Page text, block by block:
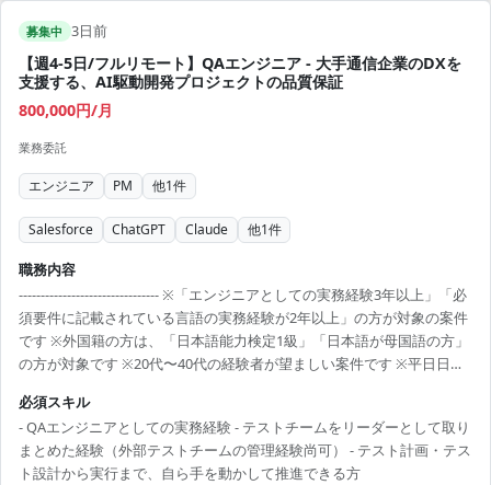
募集中 3日前
【週4-5日/フルリモート】QAエンジニア - 大手通信企業のDXを
支援する、AI駆動開発プロジェクトの品質保証
800,000円/月
業務委託
エンジニア PM 他1件
Salesforce ChatGPT Claude 他1件
職務内容
-------------------------------- ※「エンジニアとしての実務経験3年以上」「必
須要件に記載されている言語の実務経験が2年以上」の方が対象の案件
です ※外国籍の方は、「日本語能力検定1級」「日本語が母国語の方」
の方が対象です ※20代〜40代の経験者が望ましい案件です ※平日日中
いる方は、直接ご連絡いただいた方がスムーズです ----------------------------
---- - 品質PMが策定する品質基準・テスト計画に基づいたテスト設計・
テストケース作成 - テスト実行および外部テストチームのまとめ役...
必須スキル
- QAエンジニアとしての実務経験 - テストチームをリーダーとして取り
まとめた経験（外部テストチームの管理経験尚可） - テスト計画・テス
ト設計から実行まで、自ら手を動かして推進できる方